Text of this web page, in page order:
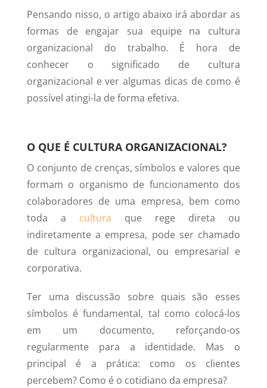
Pensando nisso, o artigo abaixo irá abordar as
formas de engajar sua equipe na cultura
organizacional do trabalho. É hora de
conhecer o significado de cultura
organizacional e ver algumas dicas de como é
possível atingi-la de forma efetiva.
O QUE É CULTURA ORGANIZACIONAL?
O conjunto de crenças, símbolos e valores que
formam o organismo de funcionamento dos
colaboradores de uma empresa, bem como
toda a cultura que rege direta ou
indiretamente a empresa, pode ser chamado
de cultura organizacional, ou empresarial e
corporativa.
Ter uma discussão sobre quais são esses
símbolos é fundamental, tal como colocá-los
em um documento, reforçando-os
regularmente para a identidade. Mas o
principal é a prática: como os clientes
percebem? Como é o cotidiano da empresa?